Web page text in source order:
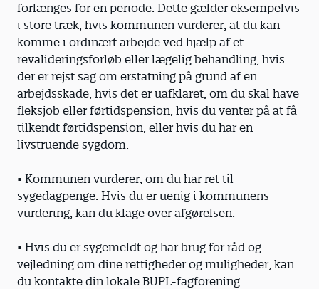
forlænges for en periode. Dette gælder eksempelvis
i store træk, hvis kommunen vurderer, at du kan
komme i ordinært arbejde ved hjælp af et
revalideringsforløb eller lægelig behandling, hvis
der er rejst sag om erstatning på grund af en
arbejdsskade, hvis det er uafklaret, om du skal have
fleksjob eller førtidspension, hvis du venter på at få
tilkendt førtidspension, eller hvis du har en
livstruende sygdom.
• Kommunen vurderer, om du har ret til
sygedagpenge. Hvis du er uenig i kommunens
vurdering, kan du klage over afgørelsen.
• Hvis du er sygemeldt og har brug for råd og
vejledning om dine rettigheder og muligheder, kan
du kontakte din lokale BUPL-fagforening.